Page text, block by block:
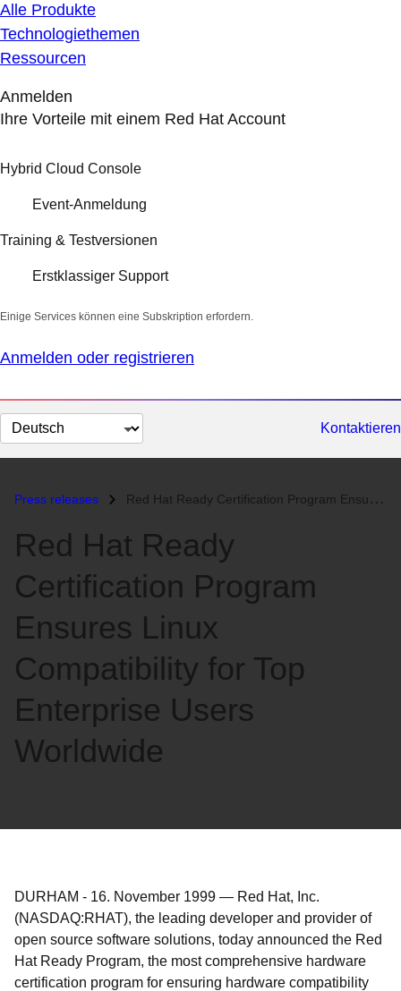
Alle Produkte
Technologiethemen
Ressourcen
Anmelden
Ihre Vorteile mit einem Red Hat Account
Hybrid Cloud Console
Event-Anmeldung
Training & Testversionen
Erstklassiger Support
Einige Services können eine Subskription erfordern.
Anmelden oder registrieren
Sprache
auswählen
Kontaktieren
Press releases Red Hat Ready Certification Program Ensures Linux Compatibility for To...
Red Hat Ready
Certification Program
Ensures Linux
Compatibility for Top
Enterprise Users
Worldwide
DURHAM - 16. November 1999 — Red Hat, Inc.
(NASDAQ:RHAT), the leading developer and provider of
open source software solutions, today announced the Red
Hat Ready Program, the most comprehensive hardware
certification program for ensuring hardware compatibility